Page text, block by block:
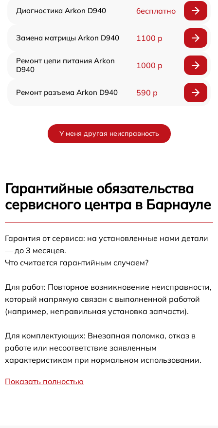
Диагностика Arkon D940 бесплатно
Замена матрицы Arkon D940 1100 р
Ремонт цепи питания Arkon
D940
1000 р
Ремонт разъема Arkon D940 590 р
У меня другая неисправность
Гарантийные обязательства
сервисного центра в Барнауле
Гарантия от сервиса: на установленные нами детали
— до 3 месяцев.
Что считается гарантийным случаем?
Для работ: Повторное возникновение неисправности,
который напрямую связан с выполненной работой
(например, неправильная установка запчасти).
Для комплектующих: Внезапная поломка, отказ в
работе или несоответствие заявленным
характеристикам при нормальном использовании.
Показать полностью